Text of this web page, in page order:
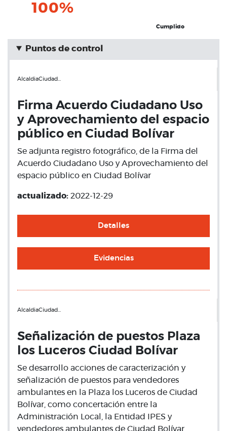
100%
Cumplido
Puntos de control
AlcaldiaCiudad…
Firma Acuerdo Ciudadano Uso
y Aprovechamiento del espacio
público en Ciudad Bolívar
Se adjunta registro fotográfico, de la Firma del
Acuerdo Ciudadano Uso y Aprovechamiento del
espacio público en Ciudad Bolívar
actualizado: 2022-12-29
Detalles
Evidencias
AlcaldiaCiudad…
Señalización de puestos Plaza
los Luceros Ciudad Bolívar
Se desarrollo acciones de caracterización y
señalización de puestos para vendedores
ambulantes en la Plaza los Luceros de Ciudad
Bolívar, como concertación entre la
Administración Local, la Entidad IPES y
vendedores ambulantes de Ciudad Bolívar